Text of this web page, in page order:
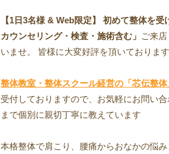
【1日3名様 & Web限定】 初めて整体を
カウンセリング・検査・施術含む」 ご来
いませ。 皆様に大変好評を頂いておりま
整体教室・整体スクール経営の「芯伝整体
受付しておりますので、お気軽にお問い
まで個別に親切丁寧に教えています
本格整体で肩こり、腰痛からおなかの悩